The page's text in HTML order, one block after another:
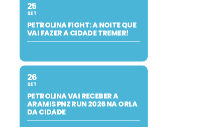
25
SET
PETROLINA FIGHT: A NOITE QUE
VAI FAZER A CIDADE TREMER!
26
SET
PETROLINA VAI RECEBER A
ARAMIS PNZ RUN 2026 NA ORLA
DA CIDADE